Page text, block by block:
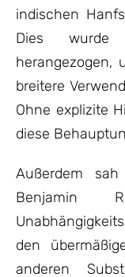
indischen
Dies wurde
herangezogen,
breitere
Ohne explizite
diese
Außerdem
Benjamin
den
anderen